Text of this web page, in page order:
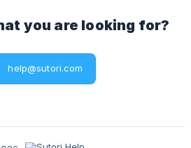
you are looking for?
help@sutori.com